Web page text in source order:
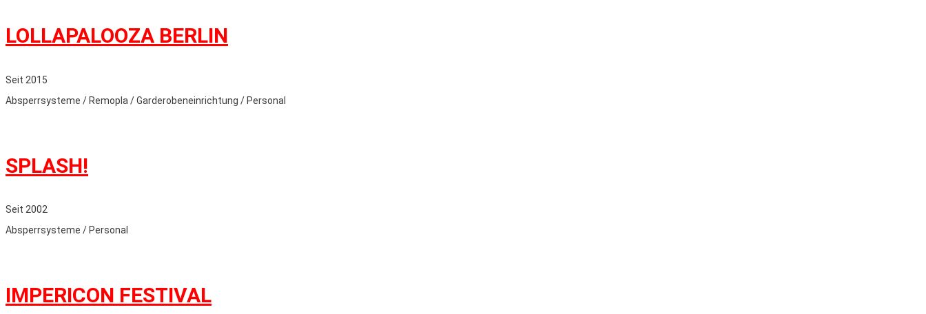
LOLLAPALOOZA BERLIN
Seit 2015
Absperrsysteme / Remopla / Garderobeneinrichtung / Personal
SPLASH!
Seit 2002
Absperrsysteme / Personal
IMPERICON FESTIVAL